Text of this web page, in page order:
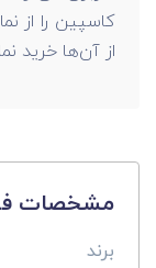
کاسپین را از
از آن‌ها خرید
مشخصات
برند